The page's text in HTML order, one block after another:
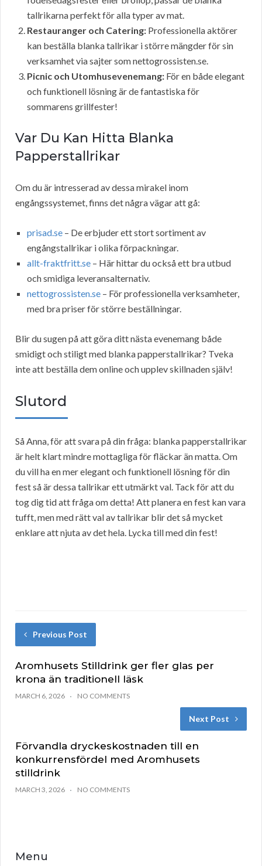
tallrikarna perfekt för alla typer av mat.
Restauranger och Catering: Professionella aktörer
kan beställa blanka tallrikar i större mängder för sin
verksamhet via sajter som nettogrossisten.se.
Picnic och Utomhusevenemang: För en både elegant
och funktionell lösning är de fantastiska för
sommarens grillfester!
Var Du Kan Hitta Blanka
Papperstallrikar
Om du är intresserad av dessa mirakel inom
engångssystemet, finns det några vägar att gå:
prisad.se – De erbjuder ett stort sortiment av
engångstallrikar i olika förpackningar.
allt-fraktfritt.se – Här hittar du också ett bra utbud
och smidiga leveransalternativ.
nettogrossisten.se – För professionella verksamheter,
med bra priser för större beställningar.
Blir du sugen på att göra ditt nästa evenemang både
smidigt och stiligt med blanka papperstallrikar? Tveka
inte att beställa dem online och upplev skillnaden själv!
Slutord
Så Anna, för att svara på din fråga: blanka papperstallrikar
är helt klart mindre mottagliga för fläckar än matta. Om
du vill ha en mer elegant och funktionell lösning för din
fest så är dessa tallrikar ett utmärkt val. Tack för att du
tog dig tid att fråga om detta! Att planera en fest kan vara
tufft, men med rätt val av tallrikar blir det så mycket
enklare att njuta av det hela. Lycka till med din fest!
Previous Post
Aromhusets Stilldrink ger fler glas per
krona än traditionell läsk
MARCH 6, 2026 NO COMMENTS
Next Post
Förvandla dryckeskostnaden till en
konkurrensfördel med Aromhusets
stilldrink
MARCH 3, 2026 NO COMMENTS
Menu